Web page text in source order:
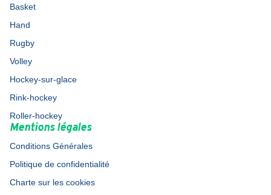
Basket
Hand
Rugby
Volley
Hockey-sur-glace
Rink-hockey
Roller-hockey
Mentions légales
Conditions Générales
Politique de confidentialité
Charte sur les cookies